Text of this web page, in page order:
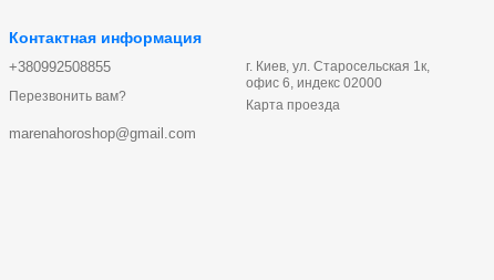
статичной или иметь возможность вращения.
В гидравлических моделях это обычно кнопка или рычаг, в
позволяет работать с разными видами древесины — от
на несколько типов.
Контактная информация
+380992508855
Перезвонить вам?
marenahoroshop@gmail.com
г. Киев, ул. Старосельская 1к,
офис 6, индекс 02000
Карта проезда